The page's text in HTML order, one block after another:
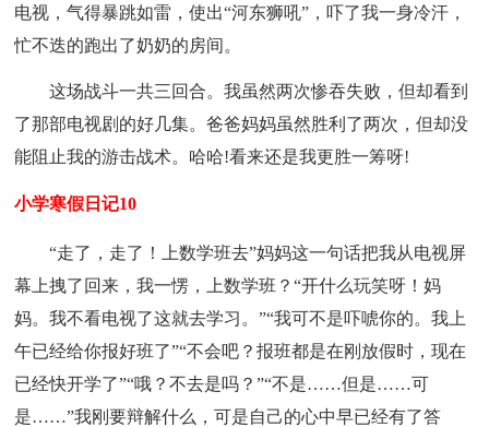
电视，气得暴跳如雷，使出“河东狮吼”，吓了我一身冷汗，
忙不迭的跑出了奶奶的房间。
这场战斗一共三回合。我虽然两次惨吞失败，但却看到
了那部电视剧的好几集。爸爸妈妈虽然胜利了两次，但却没
能阻止我的游击战术。哈哈!看来还是我更胜一筹呀!
小学寒假日记10
“走了，走了！上数学班去”妈妈这一句话把我从电视屏
幕上拽了回来，我一愣，上数学班？“开什么玩笑呀！妈
妈。我不看电视了这就去学习。”“我可不是吓唬你的。我上
午已经给你报好班了”“不会吧？报班都是在刚放假时，现在
已经快开学了”“哦？不去是吗？”“不是……但是……可
是……”我刚要辩解什么，可是自己的心中早已经有了答